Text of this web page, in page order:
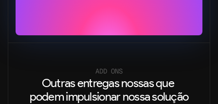
ADD ONS
Outras entregas nossas que
podem impulsionar nossa solução